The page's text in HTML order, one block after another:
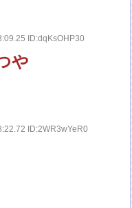
ID:dqKsOHP30
や
ID:2WR3wYeR0